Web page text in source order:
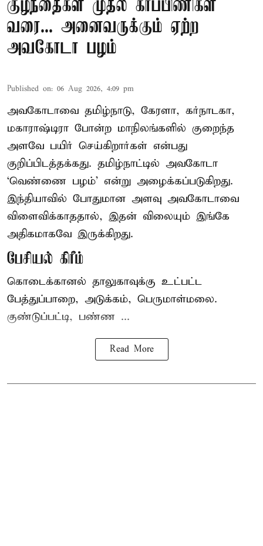
குழந்தைகள் முதல் கர்ப்பிணிகள்
வரை... அனைவருக்கும் ஏற்ற
அவகோடா பழம்
Published on: 06 Aug 2026, 4:09 pm
அவகோடாவை தமிழ்நாடு, கேரளா, கர்நாடகா,
மகாராஷ்டிரா போன்ற மாநிலங்களில் குறைந்த
அளவே பயிர் செய்கிறார்கள் என்பது
குறிப்பிடத்தக்கது. தமிழ்நாட்டில் அவகோடா
‘வெண்ணை பழம்’ என்று அழைக்கப்படுகிறது.
இந்தியாவில் போதுமான அளவு அவகோடாவை
விளைவிக்காததால், இதன் விலையும் இங்கே
அதிகமாகவே இருக்கிறது.
பேசியல் கிரீம்
கொடைக்கானல் தாலுகாவுக்கு உட்பட்ட
பேத்துப்பாறை, அடுக்கம், பெருமாள்மலை.
குண்டுப்பட்டி, பண்ண ...
Read More